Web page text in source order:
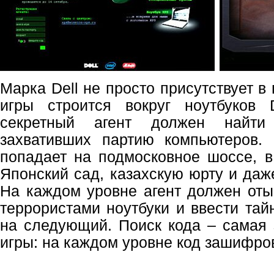
Марка Dell не просто присутствует в
игры строится вокруг ноутбуков
секретный агент должен
захвативших партию
попадает на подмосковное шоссе,
Японский сад, казахскую юрту и
На каждом уровне агент должен
террористами ноутбуки и ввести
на следующий. Поиск кода – самая
игры: на каждом уровне код